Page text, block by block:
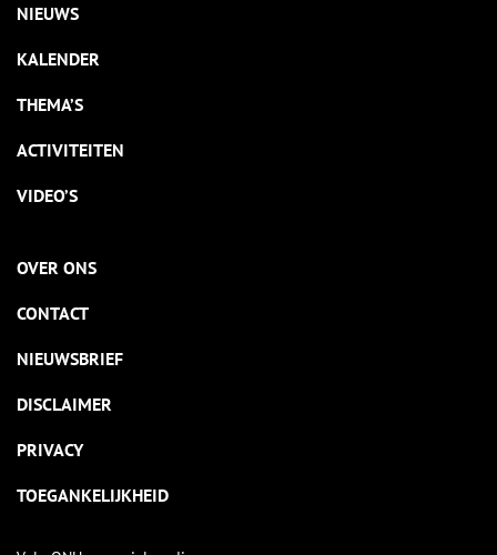
NIEUWS
KALENDER
THEMA’S
ACTIVITEITEN
VIDEO’S
OVER ONS
CONTACT
NIEUWSBRIEF
DISCLAIMER
PRIVACY
TOEGANKELIJKHEID